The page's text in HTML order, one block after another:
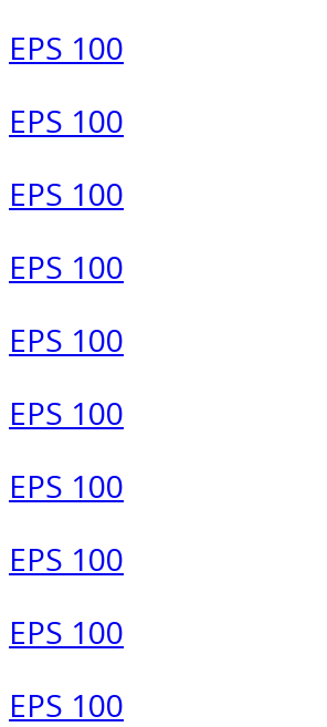
EPS 100
EPS 100
EPS 100
EPS 100
EPS 100
EPS 100
EPS 100
EPS 100
EPS 100
EPS 100